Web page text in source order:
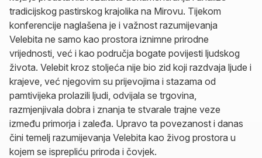
tradicijskog pastirskog krajolika na Mirovu. Tijekom
konferencije naglašena je i važnost razumijevanja
Velebita ne samo kao prostora iznimne prirodne
vrijednosti, već i kao područja bogate povijesti ljudskog
života. Velebit kroz stoljeća nije bio zid koji razdvaja ljude i
krajeve, već njegovim su prijevojima i stazama od
pamtivijeka prolazili ljudi, odvijala se trgovina,
razmjenjivala dobra i znanja te stvarale trajne veze
između primorja i zaleđa. Upravo ta povezanost i danas
čini temelj razumijevanja Velebita kao živog prostora u
kojem se isprepliću priroda i čovjek.